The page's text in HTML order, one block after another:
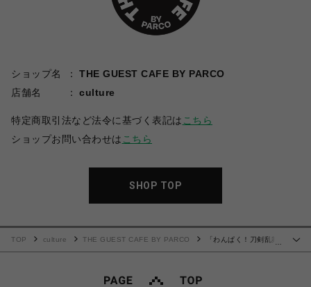
ショップ名
THE GUEST CAFE BY PARCO
店舗名
culture
特定商取引法など法令に基づく表記は こちら
ショップお問い合わせは こちら
SHOP TOP
TOP culture THE GUEST CAFE BY PARCO
「わんぱく！刀剣乱舞